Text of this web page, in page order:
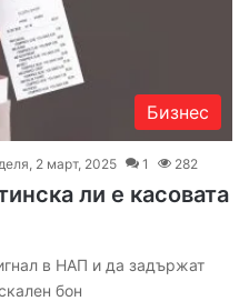
Бизнес
2 март, 2025 1 282
ли е касовата
в НАП и да задържат
бон